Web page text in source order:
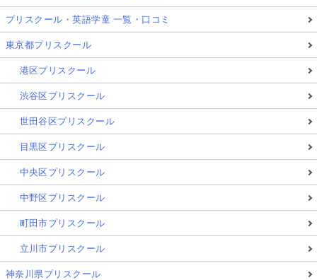
プリスクール・英語学童 一覧・口コミ
東京都プリスクール
港区プリスクール
渋谷区プリスクール
世田谷区プリスクール
目黒区プリスクール
中央区プリスクール
中野区プリスクール
町田市プリスクール
立川市プリスクール
神奈川県プリスクール